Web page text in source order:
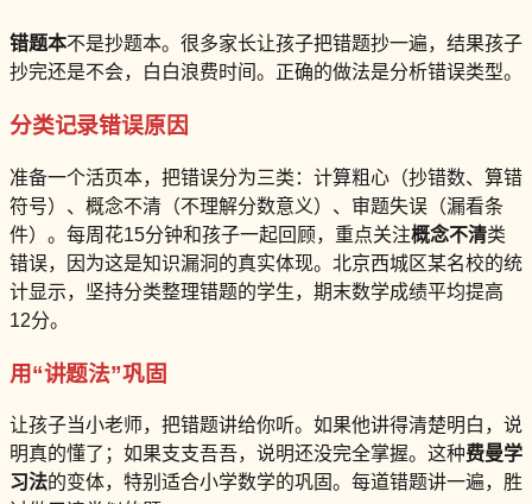
错题本不是抄题本。很多家长让孩子把错题抄一遍，结果孩子
抄完还是不会，白白浪费时间。正确的做法是分析错误类型。
分类记录错误原因
准备一个活页本，把错误分为三类：计算粗心（抄错数、算错
符号）、概念不清（不理解分数意义）、审题失误（漏看条
件）。每周花15分钟和孩子一起回顾，重点关注概念不清类
错误，因为这是知识漏洞的真实体现。北京西城区某名校的统
计显示，坚持分类整理错题的学生，期末数学成绩平均提高
12分。
用“讲题法”巩固
让孩子当小老师，把错题讲给你听。如果他讲得清楚明白，说
明真的懂了；如果支支吾吾，说明还没完全掌握。这种费曼学
习法的变体，特别适合小学数学的巩固。每道错题讲一遍，胜